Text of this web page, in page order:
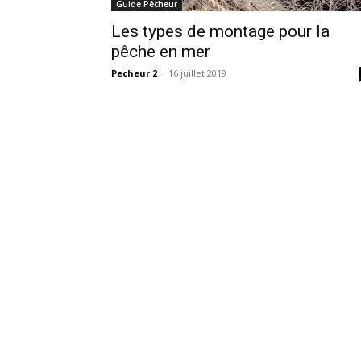
Guide Pêcheur
Les types de montage pour la
pêche en mer
Pecheur 2 - 16 juillet 2019